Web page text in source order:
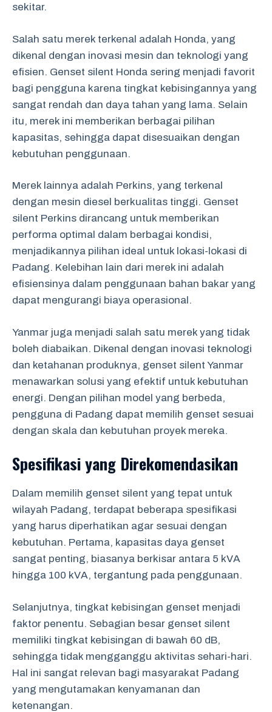
sekitar.
Salah satu merek terkenal adalah Honda, yang
dikenal dengan inovasi mesin dan teknologi yang
efisien. Genset silent Honda sering menjadi favorit
bagi pengguna karena tingkat kebisingannya yang
sangat rendah dan daya tahan yang lama. Selain
itu, merek ini memberikan berbagai pilihan
kapasitas, sehingga dapat disesuaikan dengan
kebutuhan penggunaan.
Merek lainnya adalah Perkins, yang terkenal
dengan mesin diesel berkualitas tinggi. Genset
silent Perkins dirancang untuk memberikan
performa optimal dalam berbagai kondisi,
menjadikannya pilihan ideal untuk lokasi-lokasi di
Padang. Kelebihan lain dari merek ini adalah
efisiensinya dalam penggunaan bahan bakar yang
dapat mengurangi biaya operasional.
Yanmar juga menjadi salah satu merek yang tidak
boleh diabaikan. Dikenal dengan inovasi teknologi
dan ketahanan produknya, genset silent Yanmar
menawarkan solusi yang efektif untuk kebutuhan
energi. Dengan pilihan model yang berbeda,
pengguna di Padang dapat memilih genset sesuai
dengan skala dan kebutuhan proyek mereka.
Spesifikasi yang Direkomendasikan
Dalam memilih genset silent yang tepat untuk
wilayah Padang, terdapat beberapa spesifikasi
yang harus diperhatikan agar sesuai dengan
kebutuhan. Pertama, kapasitas daya genset
sangat penting, biasanya berkisar antara 5 kVA
hingga 100 kVA, tergantung pada penggunaan.
Selanjutnya, tingkat kebisingan genset menjadi
faktor penentu. Sebagian besar genset silent
memiliki tingkat kebisingan di bawah 60 dB,
sehingga tidak mengganggu aktivitas sehari-hari.
Hal ini sangat relevan bagi masyarakat Padang
yang mengutamakan kenyamanan dan
ketenangan.